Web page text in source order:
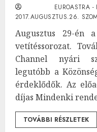
EUROASTRA -
2017.AUGUSZTUS.26.
Augusztus 29-én
vetítéssorozat.
Channel nyári
legutóbb a
érdeklődők. Az
díjas Mindenki
TOVÁBBI RÉSZLETEK